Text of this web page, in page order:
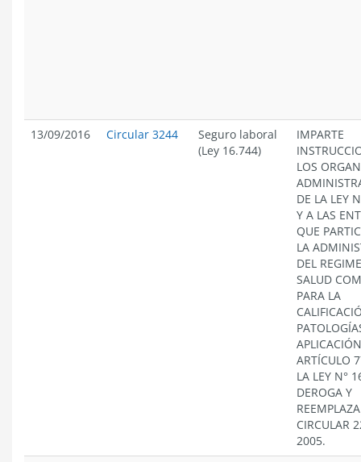
13/09/2016 Circular 3244
Seguro laboral
(Ley 16.744)
IMPARTE
LOS
DE LA LEY
Y A LAS
QUE
LA
DEL
SALUD
PARA LA
ARTÍCULO
LA LEY N°
DEROGA Y
CIRCULAR
2005.